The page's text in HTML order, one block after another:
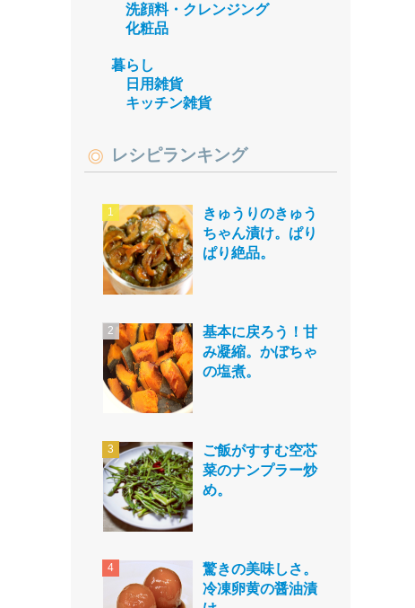
洗顔料・クレンジング
化粧品
暮らし
日用雑貨
キッチン雑貨
レシピランキング
きゅうりのきゅう
ちゃん漬け。ぱり
ぱり絶品。
基本に戻ろう！甘
み凝縮。かぼちゃ
の塩煮。
ご飯がすすむ空芯
菜のナンプラー炒
め。
驚きの美味しさ。
冷凍卵黄の醤油漬